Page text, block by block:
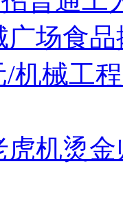
场食
/机械工
虎机烫